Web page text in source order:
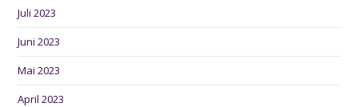
Juli 2023
Juni 2023
Mai 2023
April 2023